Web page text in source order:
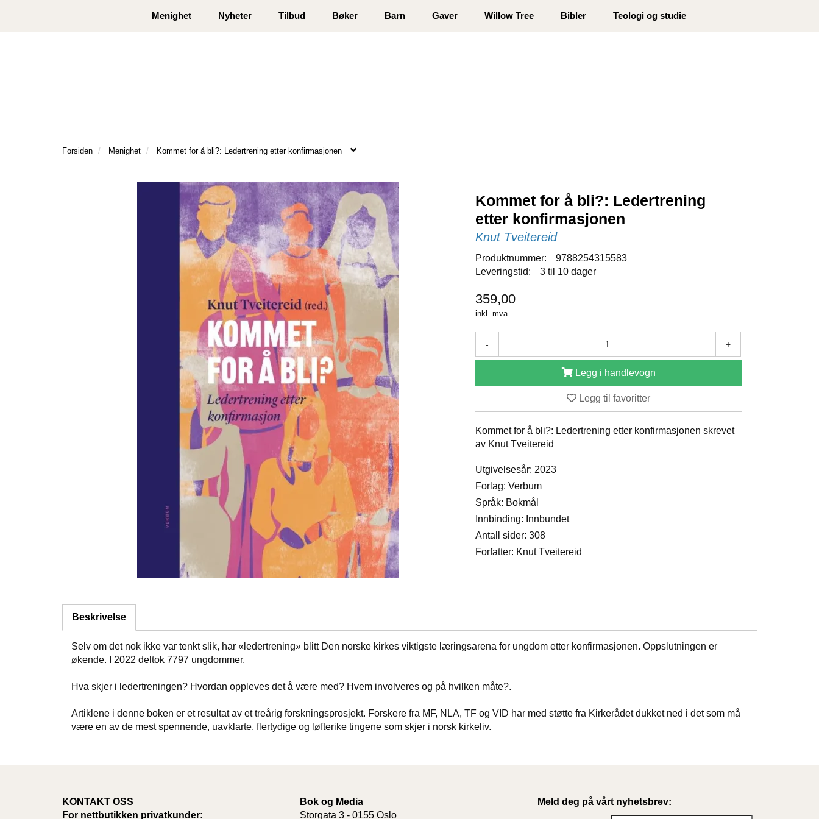
Åpningstider Logg inn eller registrer deg Min side Infosenter
Menighet Nyheter Tilbud Bøker Barn Gaver Willow Tree Bibler Teologi og studie
Forsiden Menighet Kommet for å bli?: Ledertrening etter konfirmasjonen
Kommet for å bli?: Ledertrening
etter konfirmasjonen
Knut Tveitereid
Produktnummer:
9788254315583
Leveringstid:
3 til 10 dager
359,00
inkl. mva.
- +
Legg i handlevogn
Legg til favoritter
Kommet for å bli?: Ledertrening etter konfirmasjonen skrevet
av Knut Tveitereid
Utgivelsesår: 2023
Forlag: Verbum
Språk: Bokmål
Innbinding: Innbundet
Antall sider: 308
Forfatter: Knut Tveitereid
Beskrivelse
Selv om det nok ikke var tenkt slik, har «ledertrening» blitt Den norske kirkes viktigste læringsarena for ungdom etter konfirmasjonen. Oppslutningen er
økende. I 2022 deltok 7797 ungdommer.
Hva skjer i ledertreningen? Hvordan oppleves det å være med? Hvem involveres og på hvilken måte?.
Artiklene i denne boken er et resultat av et treårig forskningsprosjekt. Forskere fra MF, NLA, TF og VID har med støtte fra Kirkerådet dukket ned i det som må
være en av de mest spennende, uavklarte, flertydige og løfterike tingene som skjer i norsk kirkeliv.
KONTAKT OSS
For nettbutikken privatkunder:
Bok og Media
Storgata 3 - 0155 Oslo
Meld deg på vårt nyhetsbrev: